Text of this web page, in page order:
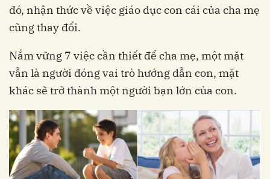
đó, nhận thức về việc giáo dục con cái của cha mẹ
cũng thay đổi.
Nắm vững 7 việc cần thiết để cha mẹ, một mặt
vẫn là người đóng vai trò hướng dẫn con, mặt
khác sẽ trở thành một người bạn lớn của con.